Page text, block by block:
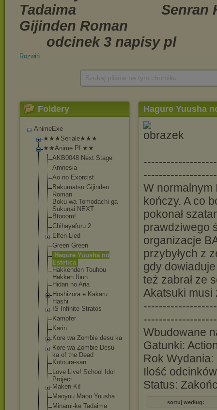
Rozwiń
Foldery
AnimeExe
★★★Seriale★★★
★★Anime PL★★
AKB0048 Next Stage
Amnesia
Ao no Exorcist
Bakumatsu Gijinden
Roman
Boku wa Tomodachi ga
Sukunai NEXT
Btooom!
Chihayafuru 2
Elfen Lied
Green Green
Hagure Yuusha no
Estetica
Hakkenden Touhou
Hakken Ibun
Hidan no Aria
Hoshizora e Kakaru
Hashi
IS Infinite Stratos
Kampfer
Karin
Kore wa Zombie desu ka
Kore wa Zombie Desu
ka of the Dead
Kotoura-san
Love Live! School Idol
Project
Maken-Ki!
Maoyuu Maou Yuusha
Minami-ke Tadaima
Hagure Yuusha
W normalnym
kończy. A co
pokonał
prawdziwego
organizacje
przybyłych z
gdy
też zabrał ze
Akatsuki musi
Wbudowane
Gatunki:
Rok Wydania:
Ilość
Status:
sortuj według: